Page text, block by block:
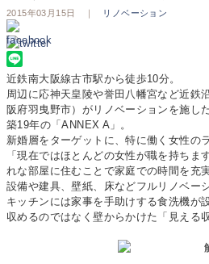
2015年03月15日 ｜ リノベーション
近鉄南大阪線古市駅から徒歩10分。
周辺に応神天皇陵や誉田八幡宮など近鉄
阪府羽曳野市）がリノベーションを施し
築19年の「ANNEX A」。
新婚層をターゲットに、特に働く女性の
「現在ではほとんどの女性が職を持ち
れな部屋に住むことで家庭での時間を充
設備や建具、壁紙、床などフルリノベー
キッチンには家事を手助けする食洗機が
収めるのではなく壁からかけた「見える